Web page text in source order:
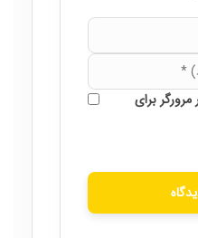
برای